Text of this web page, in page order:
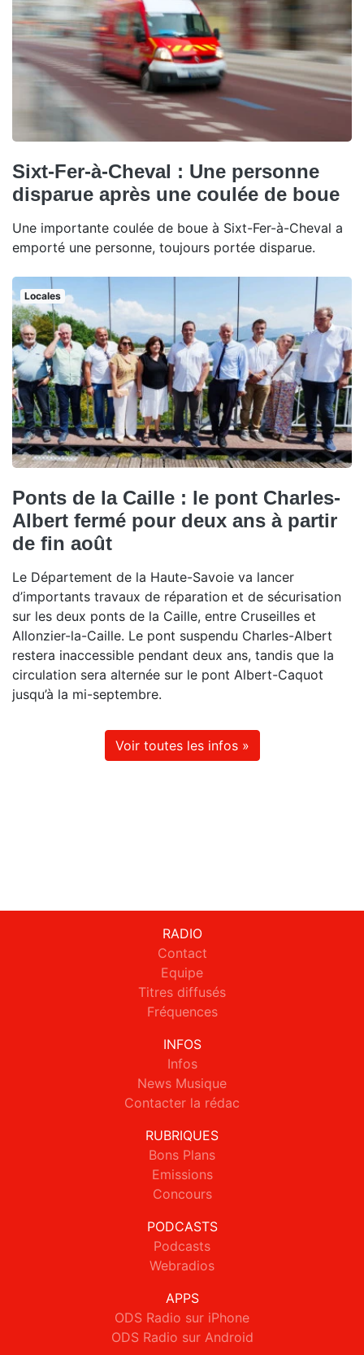
Sixt-Fer-à-Cheval : Une personne
disparue après une coulée de boue
Une importante coulée de boue à Sixt-Fer-à-Cheval a
emporté une personne, toujours portée disparue.
Locales
Ponts de la Caille : le pont Charles-
Albert fermé pour deux ans à partir
de fin août
Le Département de la Haute-Savoie va lancer
d’importants travaux de réparation et de sécurisation
sur les deux ponts de la Caille, entre Cruseilles et
Allonzier-la-Caille. Le pont suspendu Charles-Albert
restera inaccessible pendant deux ans, tandis que la
circulation sera alternée sur le pont Albert-Caquot
jusqu’à la mi-septembre.
Voir toutes les infos »
RADIO
Contact
Equipe
Titres diffusés
Fréquences
INFOS
Infos
News Musique
Contacter la rédac
RUBRIQUES
Bons Plans
Emissions
Concours
PODCASTS
Podcasts
Webradios
APPS
ODS Radio sur iPhone
ODS Radio sur Android